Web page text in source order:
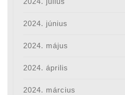
2024. június
2024. május
2024. április
2024. március